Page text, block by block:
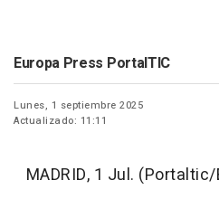
Europa Press PortalTIC
Lunes, 1 septiembre 2025
Actualizado: 11:11
MADRID, 1 Jul. (Portaltic/